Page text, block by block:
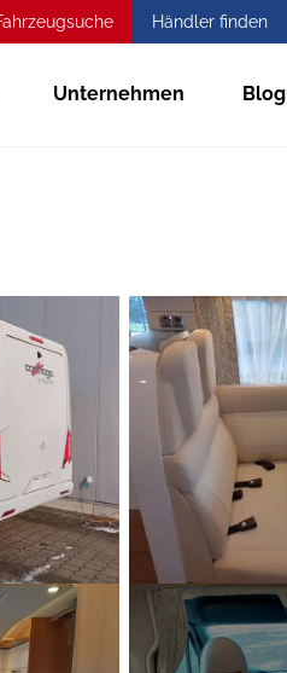
Händler finden
Unternehmen Blog